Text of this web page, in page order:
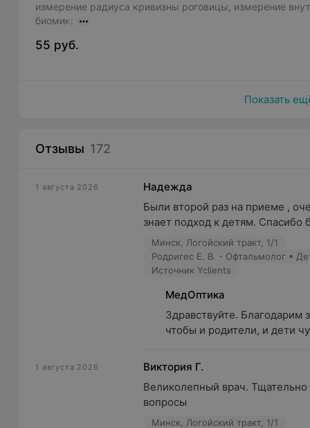
измерение радиуса кривизны роговицы, измерение
биомикр
55 руб.
Показать
Отзывы 172
1 августа 2026
Надежда
Были второй раз на приеме ,
знает подход к детям. Спасибо
Минск, Логойский тракт, 1/1
Родригес Е. В. - Офтальмолог •
Источник Yclients
МедОптика
Здравствуйте. Благодарим
чтобы и родители, и дети
1 августа 2026
Виктория Г.
Великолепный врач. Тщательно
вопросы
Минск, Логойский тракт, 1/1